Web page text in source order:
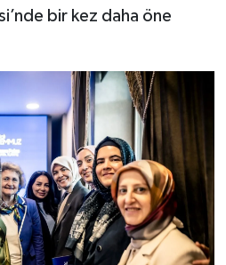
bir kez daha öne